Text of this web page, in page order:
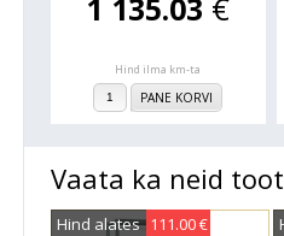
1 135.03 €
Hind ilma km-ta
PANE KORVI
Vaata ka neid
Hind alates 111.00 €